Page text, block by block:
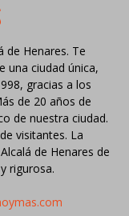
de Henares. Te
una ciudad única,
gracias a los
de 20 años de
de nuestra ciudad.
visitantes. La
de Henares de
rigurosa.